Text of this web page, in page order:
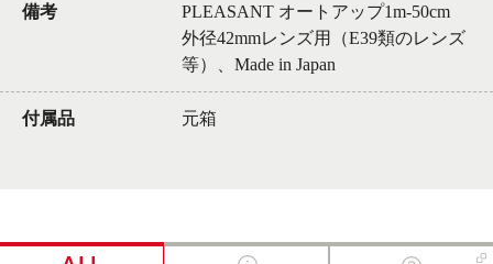
備考
PLEASANT オートアップ1m-50cm
外径42mmレンズ用（E39類のレンズ
等）、Made in Japan
付属品 元箱